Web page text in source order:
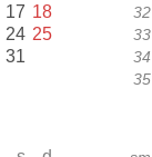
17 18
24 25
31
32
33
34
35